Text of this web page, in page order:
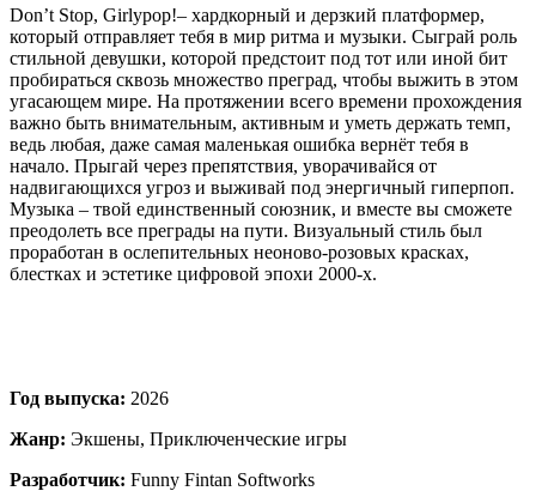
Don’t Stop, Girlypop!– хардкорный и дерзкий платформер,
который отправляет тебя в мир ритма и музыки. Сыграй роль
стильной девушки, которой предстоит под тот или иной бит
пробираться сквозь множество преград, чтобы выжить в этом
угасающем мире. На протяжении всего времени прохождения
важно быть внимательным, активным и уметь держать темп,
ведь любая, даже самая маленькая ошибка вернёт тебя в
начало. Прыгай через препятствия, уворачивайся от
надвигающихся угроз и выживай под энергичный гиперпоп.
Музыка – твой единственный союзник, и вместе вы сможете
преодолеть все преграды на пути. Визуальный стиль был
проработан в ослепительных неоново-розовых красках,
блестках и эстетике цифровой эпохи 2000-х.
Год выпуска: 2026
Жанр: Экшены, Приключенческие игры
Разработчик: Funny Fintan Softworks